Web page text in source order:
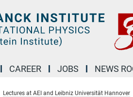
CAREER JOBS NEWS
Lectures at AEI and Leibniz Universität Hannover